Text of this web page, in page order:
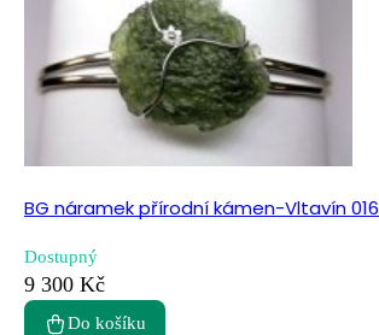
BG náramek přírodní kámen-Vltavín 016
Dostupný
9 300 Kč
Do košíku